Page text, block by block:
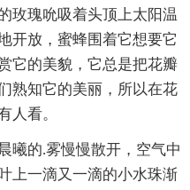
瑰吮吸着头顶上太阳温
开放，蜜蜂围着它想要它
它的美貌，它总是把花瓣
熟知它的美丽，所以在花
人看。
的.雾慢慢散开，空气中
上一滴又一滴的小水珠渐